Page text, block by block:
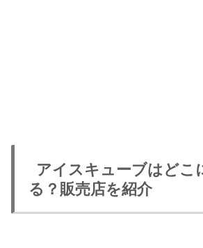
アイスキューブはどこ
る？販売店を紹介